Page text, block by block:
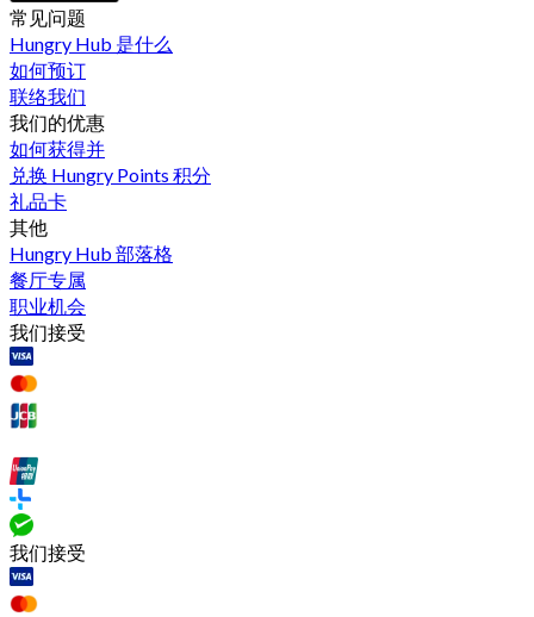
常见问题
Hungry Hub 是什么
如何预订
联络我们
我们的优惠
如何获得并
兑换 Hungry Points 积分
礼品卡
其他
Hungry Hub 部落格
餐厅专属
职业机会
我们接受
我们接受